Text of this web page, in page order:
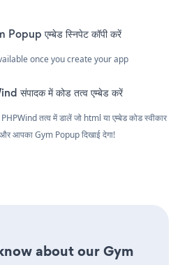
एम्बेड स्निपेट कॉपी करें
once you create your app
संपादक में कोड तत्व एम्बेड करें
तत्व में डालें जो html या एम्बेड कोड स्वीकार
आपका Gym Popup दिखाई देगा!
about our Gym